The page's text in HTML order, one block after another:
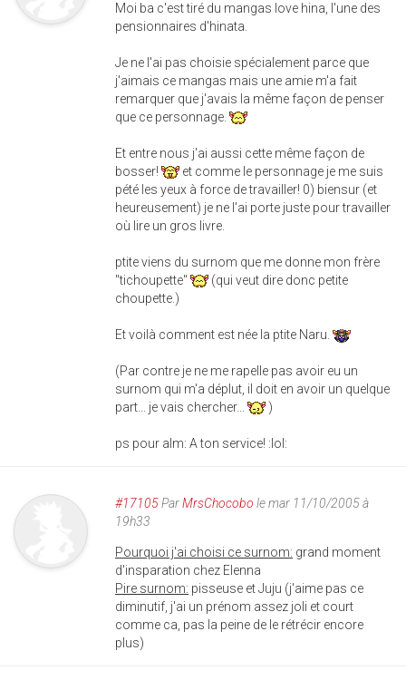
Moi ba c'est tiré du mangas love hina, l'une des
pensionnaires d'hinata.
Je ne l'ai pas choisie spécialement parce que
j'aimais ce mangas mais une amie m'a fait
remarquer que j'avais la même façon de penser
que ce personnage.
Et entre nous j'ai aussi cette même façon de
bosser!
et comme le personnage je me suis
pété les yeux à force de travailler! 0) biensur (et
heureusement) je ne l'ai porte juste pour travailler
où lire un gros livre.
ptite viens du surnom que me donne mon frère
"tichoupette"
(qui veut dire donc petite
choupette.)
Et voilà comment est née la ptite Naru.
(Par contre je ne me rapelle pas avoir eu un
surnom qui m'a déplut, il doit en avoir un quelque
part... je vais chercher...
)
ps pour alm: A ton service! :lol:
#17105ParMrsChocobo le mar 11/10/2005 à
19h33
Pourquoi j'ai choisi ce surnom: grand moment
d'insparation chez Elenna
Pire surnom: pisseuse et Juju (j'aime pas ce
diminutif, j'ai un prénom assez joli et court
comme ca, pas la peine de le rétrécir encore
plus)